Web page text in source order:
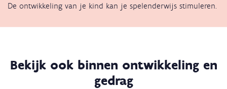
De ontwikkeling van je kind kan je spelenderwijs stimuleren.
Bekijk ook binnen ontwikkeling en
gedrag